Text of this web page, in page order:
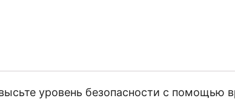
уровень безопасности с помощью